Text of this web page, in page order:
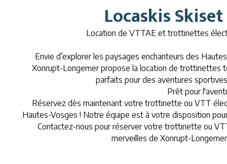
Locaskis
Location de VTTAE et trottinettes
Envie d’explorer les paysages enchanteurs des
Xonrupt-Longemer propose la location de trottinettes
parfaits pour des aventures
Prêt pour
Réservez dès maintenant votre trottinette ou VTT
Hautes-Vosges ! Notre équipe est à votre disposition
Contactez-nous pour réserver votre trottinette ou
merveilles de Xonrupt-